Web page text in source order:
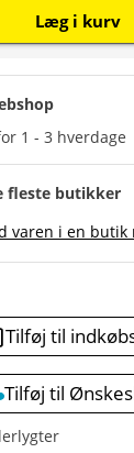
1 - 3 hverdage
fleste butikker
varen i en
Læg i kurv
Tilføj til
Tilføj til